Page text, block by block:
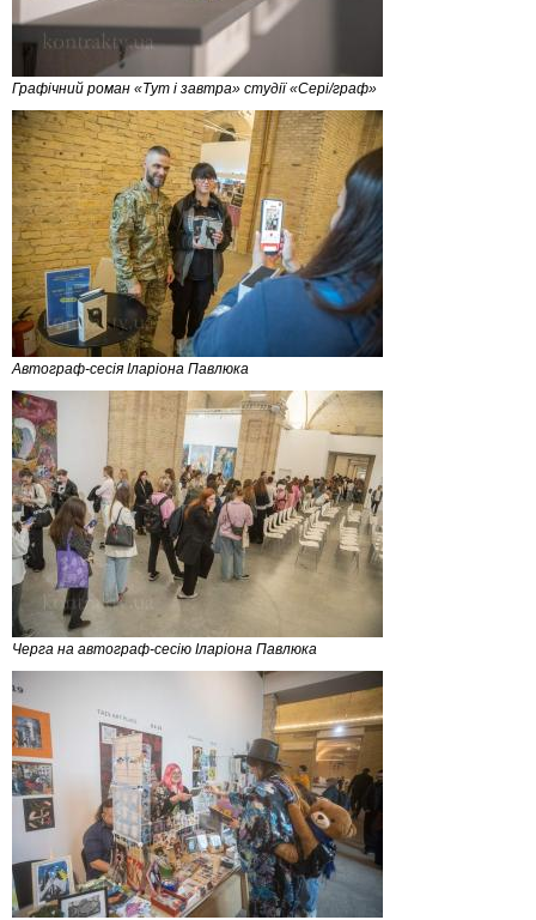
Графічний роман «Тут і завтра» студії «Сері/граф»
Автограф-сесія Іларіона Павлюка
Черга на автограф-сесію Іларіона Павлюка